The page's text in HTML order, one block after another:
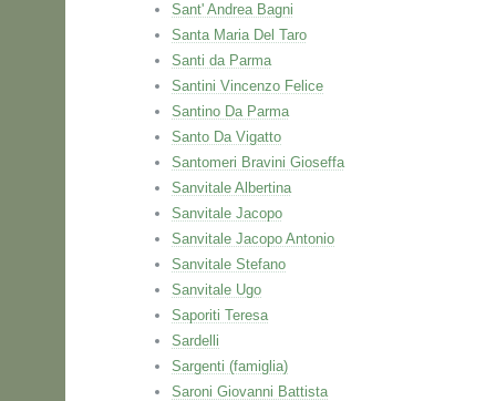
Sant' Andrea Bagni
Santa Maria Del Taro
Santi da Parma
Santini Vincenzo Felice
Santino Da Parma
Santo Da Vigatto
Santomeri Bravini Gioseffa
Sanvitale Albertina
Sanvitale Jacopo
Sanvitale Jacopo Antonio
Sanvitale Stefano
Sanvitale Ugo
Saporiti Teresa
Sardelli
Sargenti (famiglia)
Saroni Giovanni Battista